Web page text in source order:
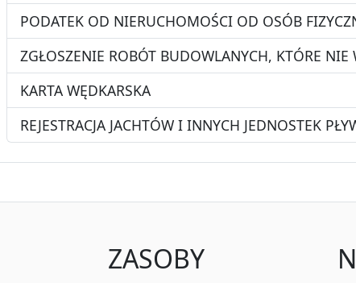
PODATEK OD NIERUCHOMOŚCI OD OSÓB
ZGŁOSZENIE ROBÓT BUDOWLANYCH, KTÓRE
KARTA WĘDKARSKA
REJESTRACJA JACHTÓW I INNYCH JEDNOSTEK
ZASOBY